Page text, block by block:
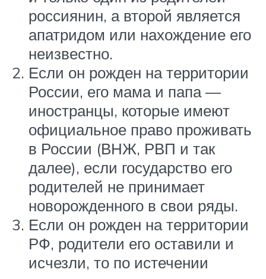
россиянин, а второй является
апатридом или нахождение его
неизвестно.
Если он рожден на территории
России, его мама и папа —
иностранцы, которые имеют
официальное право проживать
в России (ВНЖ, РВП и так
далее), если государство его
родителей не принимает
новорожденного в свои ряды.
Если он рожден на территории
РФ, родители его оставили и
исчезли, то по истечении